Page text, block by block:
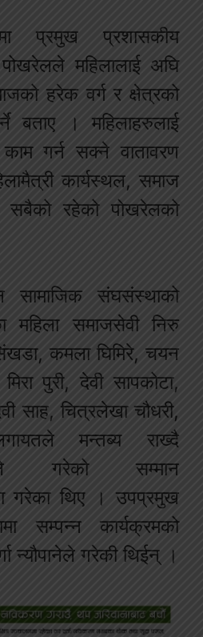
प्रमुख प्रशासकीय
महिलालाई अघि
हरेक वर्ग र क्षेत्रको
बताए । महिलाहरुलाई
काम गर्न सक्ने वातावरण
कार्यस्थल, समाज
सबैको रहेको पोखरेलको
सामाजिक संघसंस्थाको
महिला समाजसेवी निरु
कमला घिमिरे, चयन
पुरी, देवी सापकोटा,
साह, चित्रलेखा चौधरी,
मन्तब्य राख्दै
गरेको सम्मान
गरेका थिए । उपप्रमुख
सम्पन्न कार्यक्रमको
न्यौपानेले गरेकी थिईन् ।